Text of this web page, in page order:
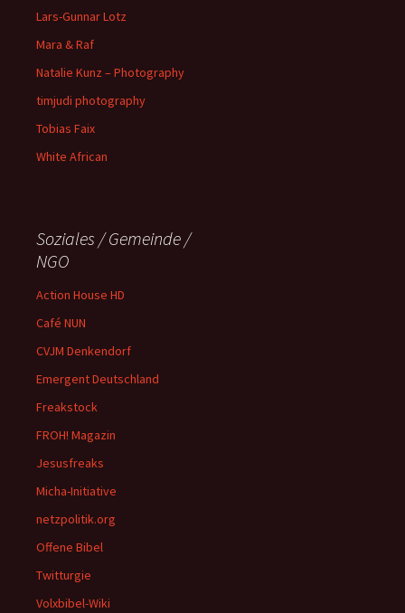
Lars-Gunnar Lotz
Mara & Raf
Natalie Kunz – Photography
timjudi photography
Tobias Faix
White African
Soziales / Gemeinde /
NGO
Action House HD
Café NUN
CVJM Denkendorf
Emergent Deutschland
Freakstock
FROH! Magazin
Jesusfreaks
Micha-Initiative
netzpolitik.org
Offene Bibel
Twitturgie
Volxbibel-Wiki